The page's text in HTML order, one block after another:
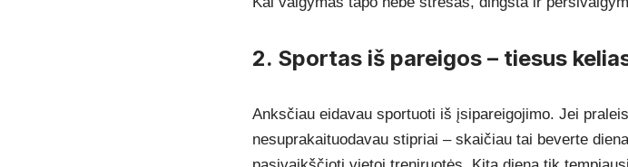
2. Sportas iš pareigos – tiesus
Anksčiau eidavau sportuoti iš įsipareigojimo. Jei
nesuprakaituodavau stipriai – skaičiau tai beverte